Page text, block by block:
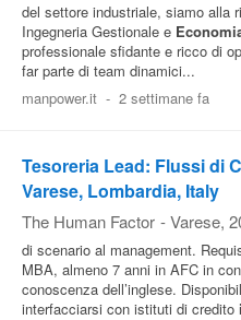
del settore industriale, siamo alla
Ingegneria Gestionale e
professionale sfidante e ricco di
far parte di team dinamici...
manpower.it - 2 settimane fa
Tesoreria Lead: Flussi di
Varese, Lombardia, Italy
The Human Factor - Varese,
di scenario al management.
MBA, almeno 7 anni in AFC in
conoscenza dell’inglese.
interfacciarsi con istituti di credito